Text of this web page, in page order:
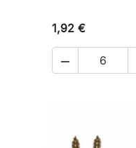
1,92 €
